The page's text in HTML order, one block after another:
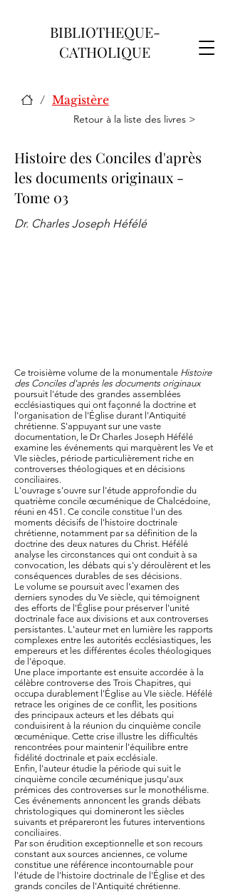
BIBLIOTHEQUE-
CATHOLIQUE
/ Magistère
Retour à la liste des livres >
Histoire des Conciles d'après
les documents originaux -
Tome 03
Dr. Charles Joseph Héfélé
Ce troisième volume de la monumentale Histoire
des Conciles d'après les documents originaux
poursuit l'étude des grandes assemblées
ecclésiastiques qui ont façonné la doctrine et
l'organisation de l'Église durant l'Antiquité
chrétienne. S'appuyant sur une vaste
documentation, le Dr Charles Joseph Héfélé
examine les événements qui marquèrent les Ve et
VIe siècles, période particulièrement riche en
controverses théologiques et en décisions
conciliaires.
L'ouvrage s'ouvre sur l'étude approfondie du
quatrième concile œcuménique de Chalcédoine,
réuni en 451. Ce concile constitue l'un des
moments décisifs de l'histoire doctrinale
chrétienne, notamment par sa définition de la
doctrine des deux natures du Christ. Héfélé
analyse les circonstances qui ont conduit à sa
convocation, les débats qui s'y déroulèrent et les
conséquences durables de ses décisions.
Le volume se poursuit avec l'examen des
derniers synodes du Ve siècle, qui témoignent
des efforts de l'Église pour préserver l'unité
doctrinale face aux divisions et aux controverses
persistantes. L'auteur met en lumière les rapports
complexes entre les autorités ecclésiastiques, les
empereurs et les différentes écoles théologiques
de l'époque.
Une place importante est ensuite accordée à la
célèbre controverse des Trois Chapitres, qui
occupa durablement l'Église au VIe siècle. Héfélé
retrace les origines de ce conflit, les positions
des principaux acteurs et les débats qui
conduisirent à la réunion du cinquième concile
œcuménique. Cette crise illustre les difficultés
rencontrées pour maintenir l'équilibre entre
fidélité doctrinale et paix ecclésiale.
Enfin, l'auteur étudie la période qui suit le
cinquième concile œcuménique jusqu'aux
prémices des controverses sur le monothélisme.
Ces événements annoncent les grands débats
christologiques qui domineront les siècles
suivants et prépareront les futures interventions
conciliaires.
Par son érudition exceptionnelle et son recours
constant aux sources anciennes, ce volume
constitue une référence incontournable pour
l'étude de l'histoire doctrinale de l'Église et des
grands conciles de l'Antiquité chrétienne.